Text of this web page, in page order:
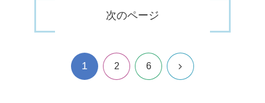
次のページ
1 2 6 次